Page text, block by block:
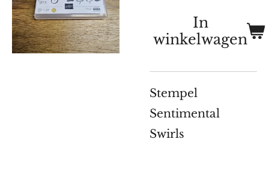
In
winkelwagen
Stempel
Sentimental
Swirls